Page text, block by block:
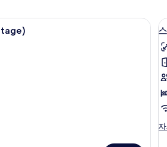
다르게 가구 비치빌라, 침실 1개 (Heritage) | 객실에서 보스
영
스